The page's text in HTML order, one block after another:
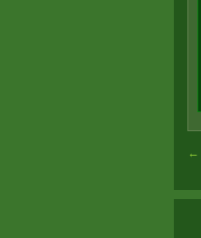
←